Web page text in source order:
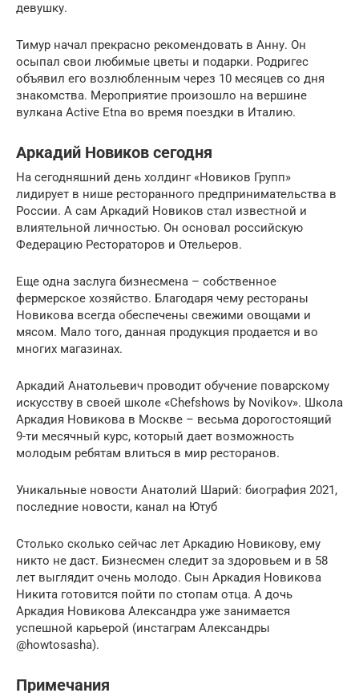
девушку.
Тимур начал прекрасно рекомендовать в Анну. Он
осыпал свои любимые цветы и подарки. Родригес
объявил его возлюбленным через 10 месяцев со дня
знакомства. Мероприятие произошло на вершине
вулкана Active Etna во время поездки в Италию.
Аркадий Новиков сегодня
На сегодняшний день холдинг «Новиков Групп»
лидирует в нише ресторанного предпринимательства в
России. А сам Аркадий Новиков стал известной и
влиятельной личностью. Он основал российскую
Федерацию Рестораторов и Отельеров.
Еще одна заслуга бизнесмена – собственное
фермерское хозяйство. Благодаря чему рестораны
Новикова всегда обеспечены свежими овощами и
мясом. Мало того, данная продукция продается и во
многих магазинах.
Аркадий Анатольевич проводит обучение поварскому
искусству в своей школе «Chefshows by Novikov». Школа
Аркадия Новикова в Москве – весьма дорогостоящий
9-ти месячный курс, который дает возможность
молодым ребятам влиться в мир ресторанов.
Уникальные новости Анатолий Шарий: биография 2021,
последние новости, канал на Ютуб
Столько сколько сейчас лет Аркадию Новикову, ему
никто не даст. Бизнесмен следит за здоровьем и в 58
лет выглядит очень молодо. Сын Аркадия Новикова
Никита готовится пойти по стопам отца. А дочь
Аркадия Новикова Александра уже занимается
успешной карьерой (инстаграм Александры
@howtosasha).
Примечания